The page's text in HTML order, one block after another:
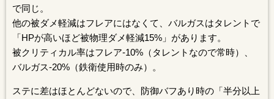
で同じ。
他の被ダメ軽減はフレアにはなくて、バルガスはタレントで
「HPが高いほど被物理ダメ軽減15%」があります。
被クリティカル率はフレア-10%（タレントなので常時）、
バルガス-20%（鉄衛使用時のみ）。
ステに差はほとんどないので、防御バフあり時の「半分以上